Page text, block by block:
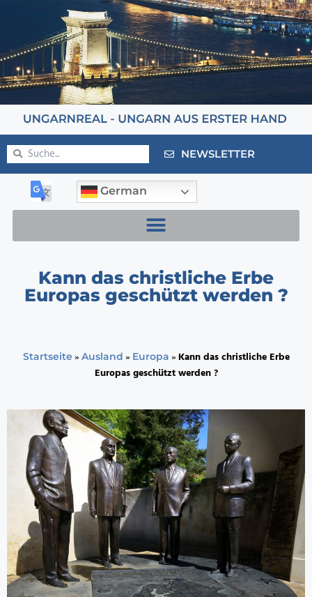
NEWSLETTER
German
Kann das christliche Erbe
Europas geschützt werden ?
Startseite » Ausland » Europa »Kann das christliche Erbe
Europas geschützt werden ?